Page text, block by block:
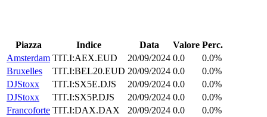
Piazza Indice Data Valore Perc.
Amsterdam TIT.I:AEX.EUD 20/09/2024 0.0
0.0%
Bruxelles
TIT.I:BEL20.EUD 20/09/2024 0.0
0.0%
DJStoxx
TIT.I:SX5E.DJS 20/09/2024 0.0
0.0%
DJStoxx
TIT.I:SX5P.DJS 20/09/2024 0.0
0.0%
Francoforte TIT.I:DAX.DAX 20/09/2024 0.0
0.0%